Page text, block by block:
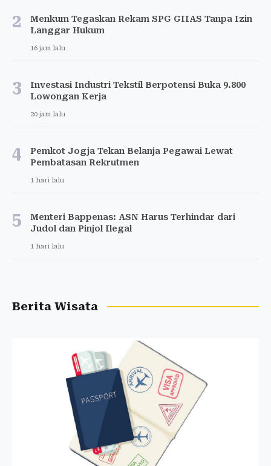
2
Menkum Tegaskan Rekam SPG GIIAS Tanpa Izin
Langgar Hukum
16 jam lalu
3
Investasi Industri Tekstil Berpotensi Buka 9.800
Lowongan Kerja
20 jam lalu
4
Pemkot Jogja Tekan Belanja Pegawai Lewat
Pembatasan Rekrutmen
1 hari lalu
5
Menteri Bappenas: ASN Harus Terhindar dari
Judol dan Pinjol Ilegal
1 hari lalu
Berita Wisata